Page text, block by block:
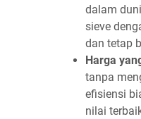
dalam
sieve
dan tetap
Harga
tanpa
efisiensi
nilai